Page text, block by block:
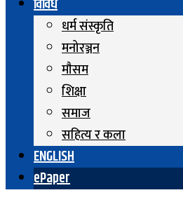
विविध
धर्म संस्कृति
मनोरञ्जन
माैसम
शिक्षा
समाज
सहित्य र कला
ENGLISH
ePaper